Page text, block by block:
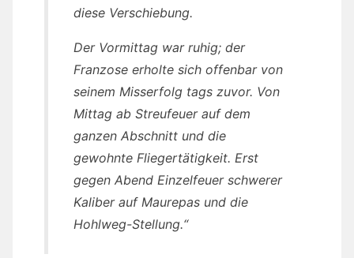
diese Verschiebung.
Der Vormittag war ruhig; der
Franzose erholte sich offenbar von
seinem Misserfolg tags zuvor. Von
Mittag ab Streufeuer auf dem
ganzen Abschnitt und die
gewohnte Fliegertätigkeit. Erst
gegen Abend Einzelfeuer schwerer
Kaliber auf Maurepas und die
Hohlweg-Stellung.“